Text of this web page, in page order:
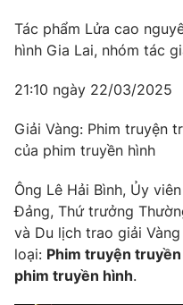
Tác phẩm Lửa cao
hình Gia Lai, nhóm tác
21:10 ngày 22/03/2025
Giải Vàng: Phim truyện
của phim truyền hình
Ông Lê Hải Bình, Ủy
Đảng, Thứ trưởng
và Du lịch trao giải
loại: Phim truyện
phim truyền hình.